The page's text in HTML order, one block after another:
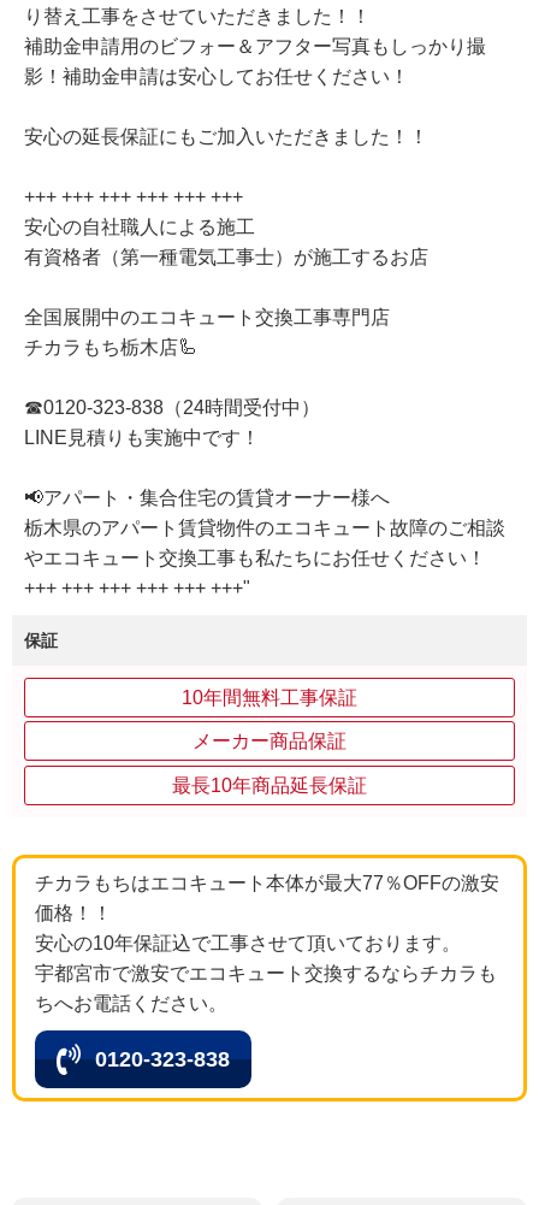
り替え工事をさせていただきました！！
補助金申請用のビフォー＆アフター写真もしっかり撮
影！補助金申請は安心してお任せください！
安心の延長保証にもご加入いただきました！！
+++ +++ +++ +++ +++ +++
安心の自社職人による施工
有資格者（第一種電気工事士）が施工するお店
全国展開中のエコキュート交換工事専門店
チカラもち栃木店🦾
☎0120-323-838（24時間受付中）
LINE見積りも実施中です！
📢アパート・集合住宅の賃貸オーナー様へ
栃木県のアパート賃貸物件のエコキュート故障のご相談
やエコキュート交換工事も私たちにお任せください！
+++ +++ +++ +++ +++ +++"
保証
10年間無料工事保証
メーカー商品保証
最長10年商品延長保証
チカラもちはエコキュート本体が最大77％OFFの激安
価格！！
安心の10年保証込で工事させて頂いております。
宇都宮市で激安でエコキュート交換するならチカラも
ちへお電話ください。
0120-323-838